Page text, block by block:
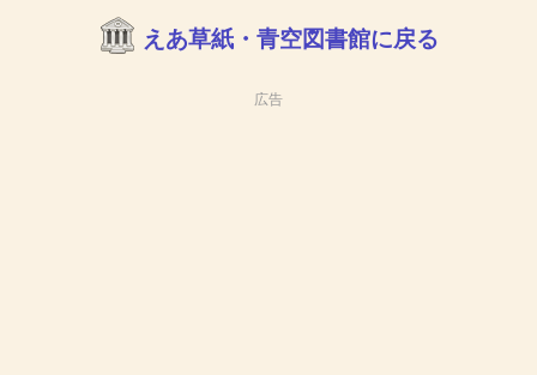
えあ草紙・青空図書館に戻る
広告